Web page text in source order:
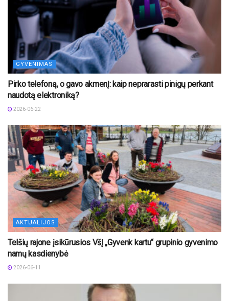
GYVENIMAS
Pirko telefoną, o gavo akmenį: kaip neprarasti pinigų perkant
naudotą elektroniką?
2026-06-22
AKTUALIJOS
Telšių rajone įsikūrusios VšĮ „Gyvenk kartu“ grupinio gyvenimo
namų kasdienybė
2026-06-11